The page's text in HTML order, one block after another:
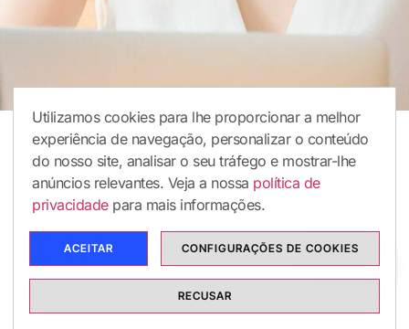
Utilizamos cookies para lhe proporcionar a melhor
experiência de navegação, personalizar o conteúdo
do nosso site, analisar o seu tráfego e mostrar-lhe
anúncios relevantes. Veja a nossa política de
privacidadepara mais informações.
ACEITAR CONFIGURAÇÕES DE COOKIES
RECUSAR